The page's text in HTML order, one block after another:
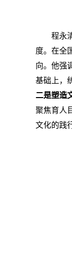
程永
度。在全
向。他强
基础上，
二是塑造
聚焦育人
文化的践